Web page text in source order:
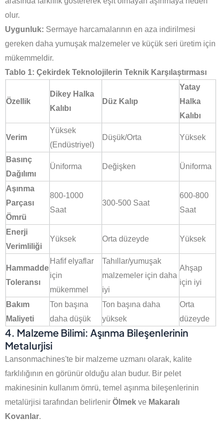
olur.
Uygunluk: Sermaye harcamalarının en aza indirilmesi
gereken daha yumuşak malzemeler ve küçük seri üretim için
mükemmeldir.
Tablo 1: Çekirdek Teknolojilerin Teknik Karşılaştırması
Özellik
Dikey Halka
Kalıbı
Düz Kalıp
Yatay
Halka
Kalıbı
Verim
Yüksek
(Endüstriyel)
Düşük/Orta Yüksek
Basınç
Dağılımı
Üniforma Değişken Üniforma
Aşınma
Parçası
Ömrü
800-1000
Saat
300-500 Saat
600-800
Saat
Enerji
Verimliliği
Yüksek Orta düzeyde Yüksek
Hammadde
Toleransı
Hafif elyaflar
için
mükemmel
Tahıllar/yumuşak
malzemeler için daha
iyi
Ahşap
için iyi
Bakım
Maliyeti
Ton başına
daha düşük
Ton başına daha
yüksek
Orta
düzeyde
4. Malzeme Bilimi: Aşınma Bileşenlerinin
Metalurjisi
Lansonmachines'te bir malzeme uzmanı olarak, kalite
farklılığının en görünür olduğu alan budur. Bir pelet
makinesinin kullanım ömrü, temel aşınma bileşenlerinin
metalürjisi tarafından belirlenir Ölmek ve Makaralı
Kovanlar.